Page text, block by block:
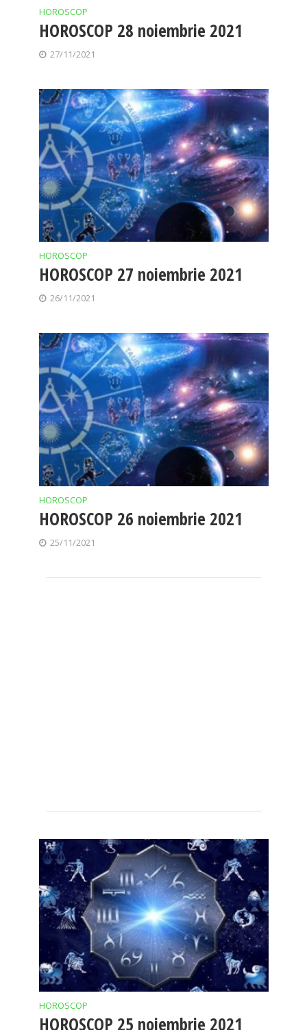
HOROSCOP
HOROSCOP 28 noiembrie 2021
27/11/2021
HOROSCOP
HOROSCOP 27 noiembrie 2021
26/11/2021
HOROSCOP
HOROSCOP 26 noiembrie 2021
25/11/2021
HOROSCOP
HOROSCOP 25 noiembrie 2021